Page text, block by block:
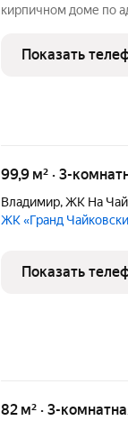
кирпичном доме по
спокойном районе.
дома. Общая
Показать
99,9 м² · 3-
Владимир,ЖК На
ЖК «Гранд
Показать
82 м² · 3-